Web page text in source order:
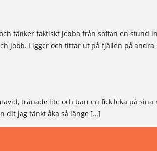
tänker faktiskt jobba från soffan en stund
jobb. Ligger och tittar ut på fjällen på
tränade lite och barnen fick leka på
dit jag tänkt åka så länge […]